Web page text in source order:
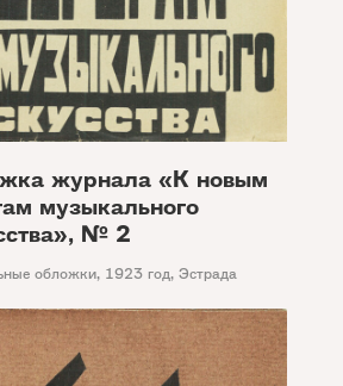
журнала «К новым
музыкального
№ 2
обложки, 1923 год, Эстрада